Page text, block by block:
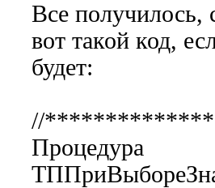
Все получилось,
вот такой код,
будет:
//
Процедура